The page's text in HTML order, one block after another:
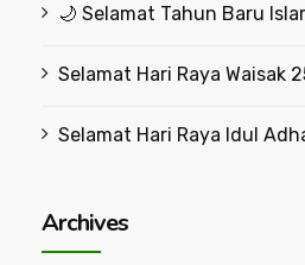
🌙 Selamat Tahun Baru
Selamat Hari Raya Waisak
Selamat Hari Raya Idul
Archives